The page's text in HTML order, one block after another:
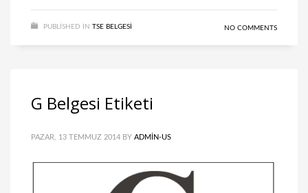
PUBLISHED IN TSE BELGESI NO COMMENTS
G Belgesi Etiketi
PAZAR, 13 TEMMUZ 2014 BY ADMIN-US